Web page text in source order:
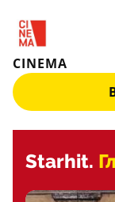
CINEMA
Starhit.